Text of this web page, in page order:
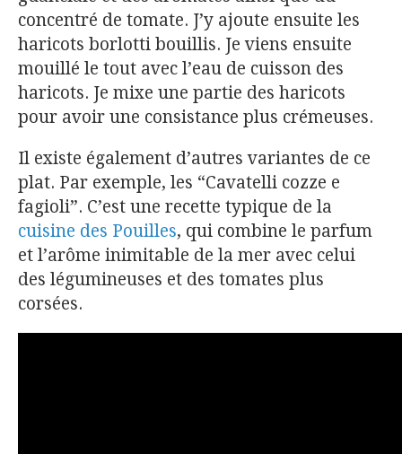
concentré de tomate. J’y ajoute ensuite les
haricots borlotti bouillis. Je viens ensuite
mouillé le tout avec l’eau de cuisson des
haricots. Je mixe une partie des haricots
pour avoir une consistance plus crémeuses.
Il existe également d’autres variantes de ce
plat. Par exemple, les “Cavatelli cozze e
fagioli”. C’est une recette typique de la
cuisine des Pouilles, qui combine le parfum
et l’arôme inimitable de la mer avec celui
des légumineuses et des tomates plus
corsées.